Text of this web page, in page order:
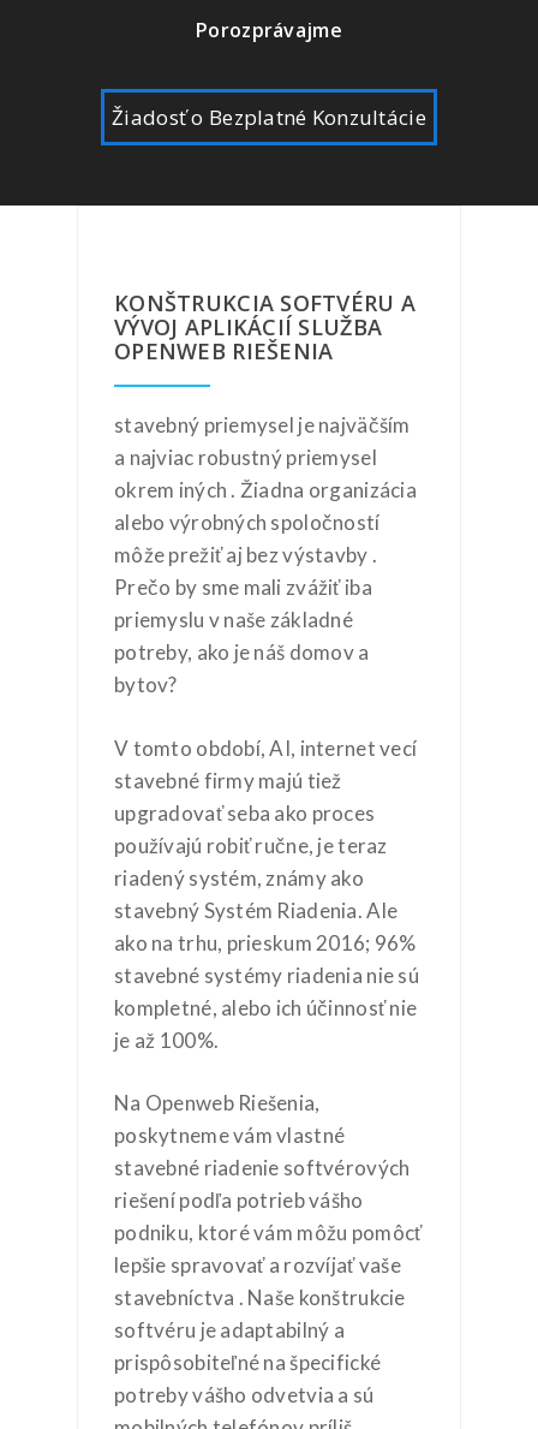
Porozprávajme
Žiadosť o Bezplatné Konzultácie
KONŠTRUKCIA SOFTVÉRU A
VÝVOJ APLIKÁCIÍ SLUŽBA
OPENWEB RIEŠENIA
stavebný priemysel je najväčším
a najviac robustný priemysel
okrem iných . Žiadna organizácia
alebo výrobných spoločností
môže prežiť aj bez výstavby .
Prečo by sme mali zvážiť iba
priemyslu v naše základné
potreby, ako je náš domov a
bytov?
V tomto období, AI, internet vecí
stavebné firmy majú tiež
upgradovať seba ako proces
používajú robiť ručne, je teraz
riadený systém, známy ako
stavebný Systém Riadenia. Ale
ako na trhu, prieskum 2016; 96%
stavebné systémy riadenia nie sú
kompletné, alebo ich účinnosť nie
je až 100%.
Na Openweb Riešenia,
poskytneme vám vlastné
stavebné riadenie softvérových
riešení podľa potrieb vášho
podniku, ktoré vám môžu pomôcť
lepšie spravovať a rozvíjať vaše
stavebníctva . Naše konštrukcie
softvéru je adaptabilný a
prispôsobiteľné na špecifické
potreby vášho odvetvia a sú